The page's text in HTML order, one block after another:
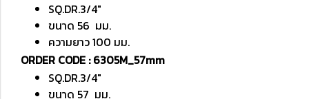
SQ.DR.3/4"
ขนาด 56 มม.
ความยาว 100 มม.
ORDER CODE : 6305M_57mm
SQ.DR.3/4"
ขนาด 57 มม.